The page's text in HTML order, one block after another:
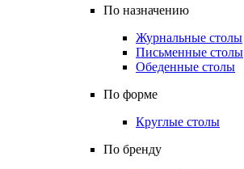
По назначению
Журнальные столы
Письменные столы
Обеденные столы
По форме
Круглые столы
По бренду